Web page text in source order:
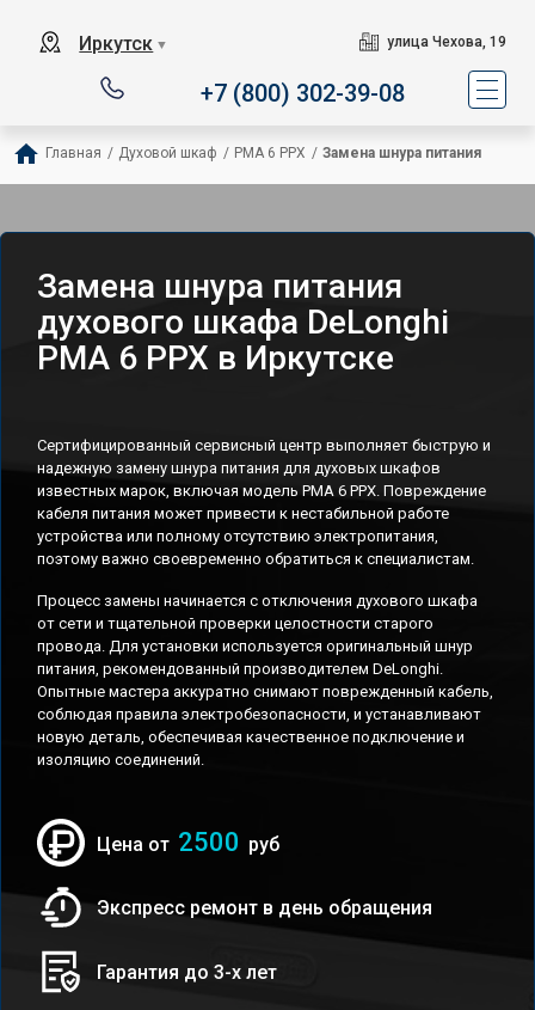
Иркутск ▼ улица Чехова, 19
+7 (800) 302-39-08
Главная / Духовой шкаф / PMA 6 PPX / Замена шнура питания
Замена шнура питания
духового шкафа DeLonghi
PMA 6 PPX в Иркутске
Сертифицированный сервисный центр выполняет быструю и
надежную замену шнура питания для духовых шкафов
известных марок, включая модель PMA 6 PPX. Повреждение
кабеля питания может привести к нестабильной работе
устройства или полному отсутствию электропитания,
поэтому важно своевременно обратиться к специалистам.
Процесс замены начинается с отключения духового шкафа
от сети и тщательной проверки целостности старого
провода. Для установки используется оригинальный шнур
питания, рекомендованный производителем DeLonghi.
Опытные мастера аккуратно снимают поврежденный кабель,
соблюдая правила электробезопасности, и устанавливают
новую деталь, обеспечивая качественное подключение и
изоляцию соединений.
Цена от 2500 руб
Экспресс ремонт в день обращения
Гарантия до 3-х лет